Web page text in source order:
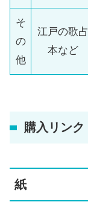
そ
の
他
江戸の歌占
本など
購入リンク
紙